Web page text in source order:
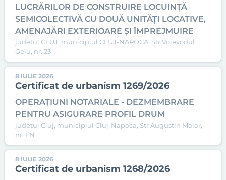
LUCRĂRILOR DE CONSTRUIRE LOCUINȚĂ
SEMICOLECTIVĂ CU DOUĂ UNITĂȚI LOCATIVE,
AMENAJĂRI EXTERIOARE ȘI ÎMPREJMUIRE
judetul CLUJ, municipiul CLUJ-NAPOCA, Str Voievodul
Gelu, nr. 23
8 IULIE 2026
Certificat de urbanism 1269/2026
OPERAȚIUNI NOTARIALE - DEZMEMBRARE
PENTRU ASIGURARE PROFIL DRUM
judetul Cluj, municipiul Cluj-Napoca, Str Augustin Maior,
nr. FN
8 IULIE 2026
Certificat de urbanism 1268/2026